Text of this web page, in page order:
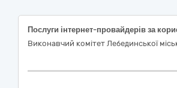
Виконавчий комітет Лебединської